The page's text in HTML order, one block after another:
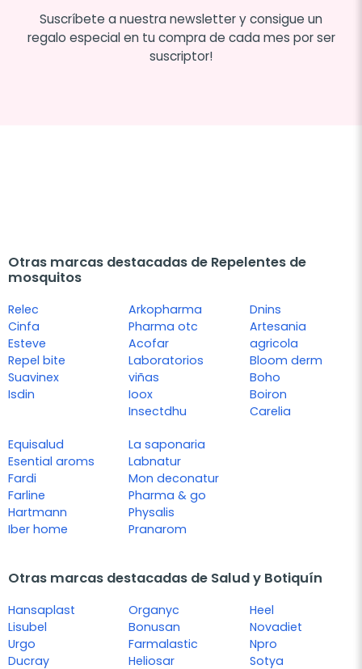
Suscríbete a nuestra newsletter y consigue un
regalo especial en tu compra de cada mes por ser
suscriptor!
Otras marcas destacadas de Repelentes de
mosquitos
Relec
Cinfa
Esteve
Repel bite
Suavinex
Isdin
Arkopharma
Pharma otc
Acofar
Laboratorios
viñas
Ioox
Insectdhu
Dnins
Artesania
agricola
Bloom derm
Boho
Boiron
Carelia
Equisalud
Esential aroms
Fardi
Farline
Hartmann
Iber home
La saponaria
Labnatur
Mon deconatur
Pharma & go
Physalis
Pranarom
Otras marcas destacadas de Salud y Botiquín
Hansaplast
Lisubel
Urgo
Ducray
Organyc
Bonusan
Farmalastic
Heliosar
Heel
Novadiet
Npro
Sotya